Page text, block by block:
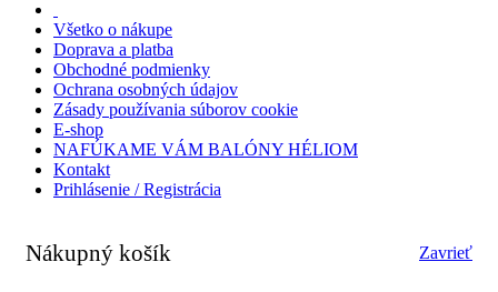
Všetko o nákupe
Doprava a platba
Obchodné podmienky
Ochrana osobných údajov
Zásady používania súborov cookie
E-shop
NAFÚKAME VÁM BALÓNY HÉLIOM
Kontakt
Prihlásenie / Registrácia
Nákupný košík Zavrieť